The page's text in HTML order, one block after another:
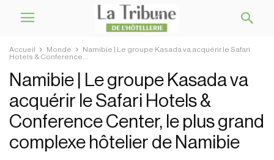
Accueil Monde
Namibie | Le groupe Kasada va acquérir le Safari
Hotels & Conference...
Namibie | Le groupe Kasada va
acquérir le Safari Hotels &
Conference Center, le plus grand
complexe hôtelier de Namibie